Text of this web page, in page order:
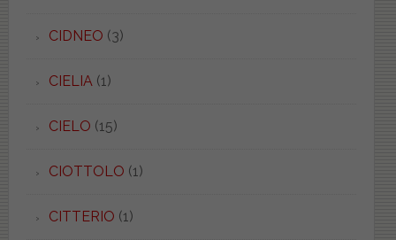
CIDNEO (3)
CIELIA (1)
CIELO (15)
CIOTTOLO (1)
CITTERIO (1)